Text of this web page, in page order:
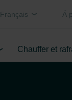
Français Á
Chauffer et